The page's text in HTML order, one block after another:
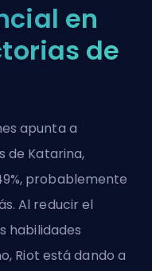
en
de
apunta a
de Katarina,
probablemente
Al reducir el
habilidades
Riot está dando a